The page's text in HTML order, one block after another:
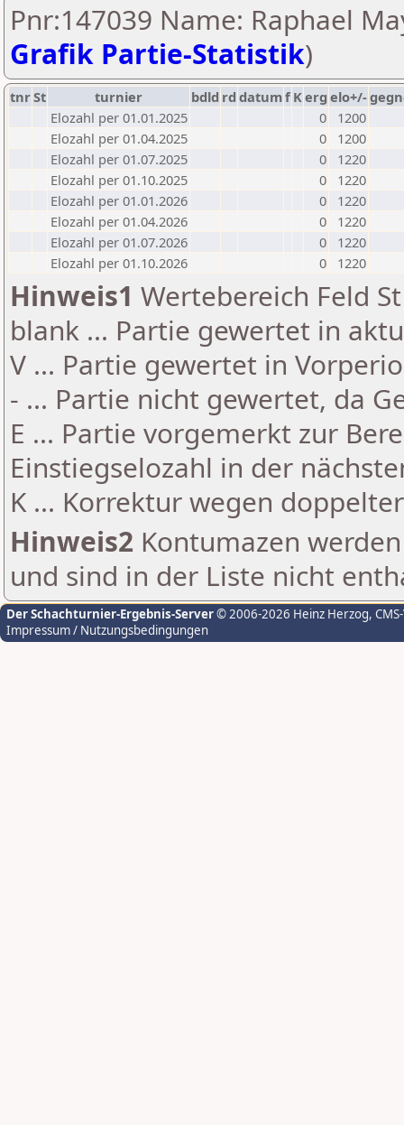
Pnr:147039 Name: Raphael
Grafik Partie-Statistik)
tnrSt turnier bdld rd datumf Kerg elo+/-
Elozahl per 01.01.2025
0
1200
Elozahl per 01.04.2025
0
1200
Elozahl per 01.07.2025
0
1220
Elozahl per 01.10.2025
0
1220
Elozahl per 01.01.2026
0
1220
Elozahl per 01.04.2026
0
1220
Elozahl per 01.07.2026
0
1220
Elozahl per 01.10.2026
0 1220
Hinweis1 Wertebereich Feld
blank ... Partie gewertet in
V ... Partie gewertet in
- ... Partie nicht gewertet, da
E ... Partie vorgemerkt zur
Einstiegselozahl in der
K ... Korrektur wegen
Hinweis2 Kontumazen
und sind in der Liste nicht
Der Schachturnier-Ergebnis-Server© 2006-2026 Heinz Herzog,
Impressum / Nutzungsbedingungen